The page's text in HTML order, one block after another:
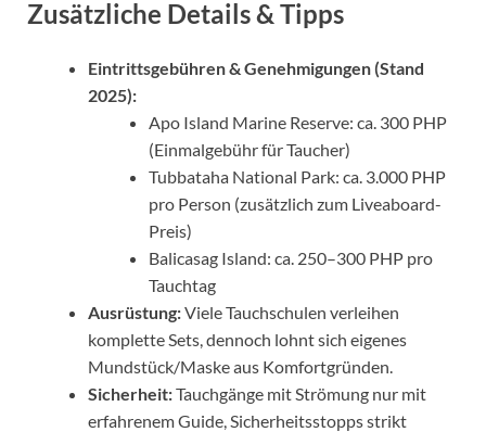
Zusätzliche Details & Tipps
Eintrittsgebühren & Genehmigungen (Stand
2025):
Apo Island Marine Reserve: ca. 300 PHP
(Einmalgebühr für Taucher)
Tubbataha National Park: ca. 3.000 PHP
pro Person (zusätzlich zum Liveaboard-
Preis)
Balicasag Island: ca. 250–300 PHP pro
Tauchtag
Ausrüstung:Viele Tauchschulen verleihen
komplette Sets, dennoch lohnt sich eigenes
Mundstück/Maske aus Komfortgründen.
Sicherheit:Tauchgänge mit Strömung nur mit
erfahrenem Guide, Sicherheitsstopps strikt